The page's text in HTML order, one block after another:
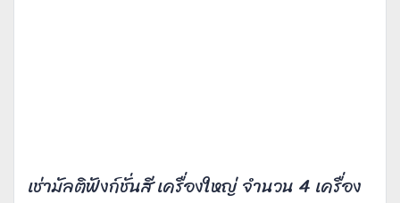
เช่ามัลติฟังก์ชั่นสี เครื่องใหญ่ จำนวน 4 เครื่อง